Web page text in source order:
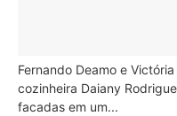
Fernando Deamo e
cozinheira Daiany
facadas em um...